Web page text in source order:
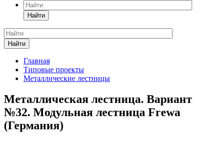
Найти
Найти
Главная
Типовые проекты
Металлические лестницы
Металлическая лестница. Вариант
№32. Модульная лестница Frewa
(Германия)